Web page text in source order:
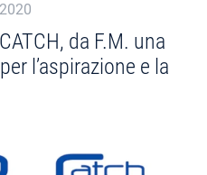
da F.M. una
l’aspirazione e la